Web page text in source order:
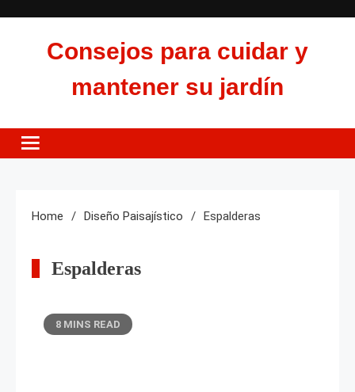
Consejos para cuidar y
mantener su jardín
Home Diseño Paisajístico Espalderas
Espalderas
8 MINS READ